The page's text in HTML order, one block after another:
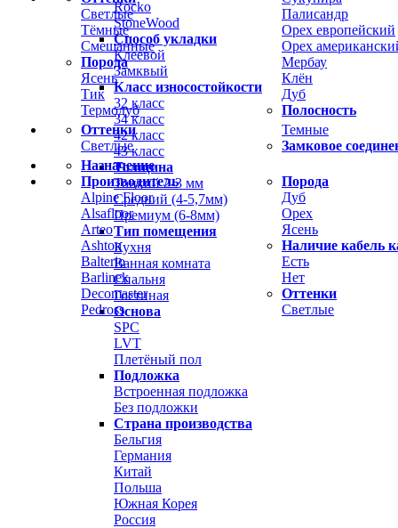
Светлые
Тёмные
Смешанные
Порода
Ясень
Тик
Термодуб
Палисандр
Орех европейский
Орех
Мербау
Клён
Дуб
Полосность
Оттенки
Светлые
Темные
Замковое
Назначение
Производитель
Alpine Floor
Alsafloor
Arteo
Ashton
Balterio
Barlinek
Decomaster
Pedross
Порода
Дуб
Орех
Ясень
Наличие кабель
Есть
Нет
Оттенки
Светлые
Rocko
StoneWood
Способ укладки
Клеевой
Замквый
Класс износостойкости
32 класс
34 класс
42 класс
43 класс
Толщина
Тонкий 2-3 мм
Средний (4-5,7мм)
Премиум (6-8мм)
Тип помещения
Кухня
Ванная комната
Спальня
Гостиная
Основа
SPC
LVT
Плетёный пол
Подложка
Встроенная подложка
Без подложки
Страна производства
Бельгия
Германия
Китай
Польша
Южная Корея
Россия